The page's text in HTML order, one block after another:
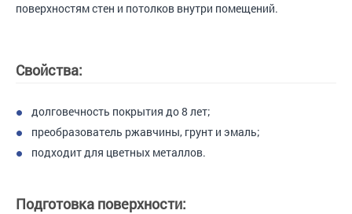
поверхностям стен и потолков внутри помещений.
Свойства:
долговечность покрытия до 8 лет;
преобразователь ржавчины, грунт и эмаль;
подходит для цветных металлов.
Подготовка поверхности: